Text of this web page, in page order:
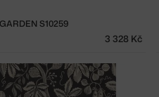
S10259
3 328 Kč